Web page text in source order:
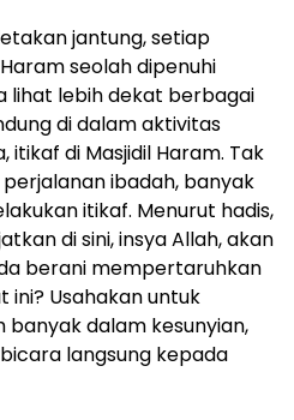
jantung, setiap
seolah dipenuhi
lihat lebih dekat berbagai
di dalam aktivitas
itikaf di Masjidil Haram. Tak
ibadah, banyak
itikaf. Menurut hadis,
di sini, insya Allah, akan
berani mempertaruhkan
Usahakan untuk
dalam kesunyian,
langsung kepada